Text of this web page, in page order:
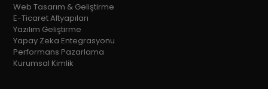
Web Tasarım & Geliştirme
E-Ticaret Altyapıları
Yazılım Geliştirme
Yapay Zeka Entegrasyonu
Performans Pazarlama
Kurumsal Kimlik